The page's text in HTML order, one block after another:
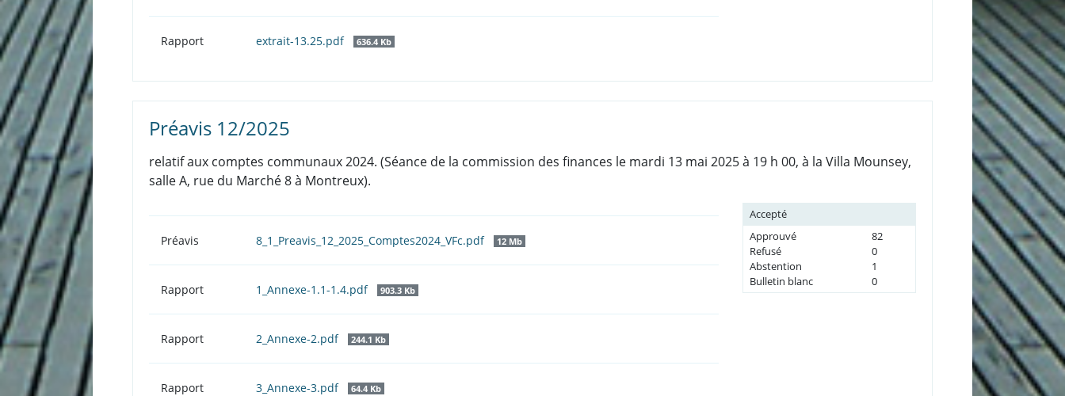
Rapport extrait-13.25.pdf 636.4 Kb
Préavis 12/2025
relatif aux comptes communaux 2024. (Séance de la commission des finances le mardi 13 mai 2025 à 19 h 00, à la Villa Mounsey,
salle A, rue du Marché 8 à Montreux).
Préavis 8_1_Preavis_12_2025_Comptes2024_VFc.pdf 12 Mb
Rapport 1_Annexe-1.1-1.4.pdf 903.3 Kb
Rapport 2_Annexe-2.pdf 244.1 Kb
Rapport 3_Annexe-3.pdf 64.4 Kb
Accepté
Approuvé
82
Refusé
0
Abstention
1
Bulletin blanc
0